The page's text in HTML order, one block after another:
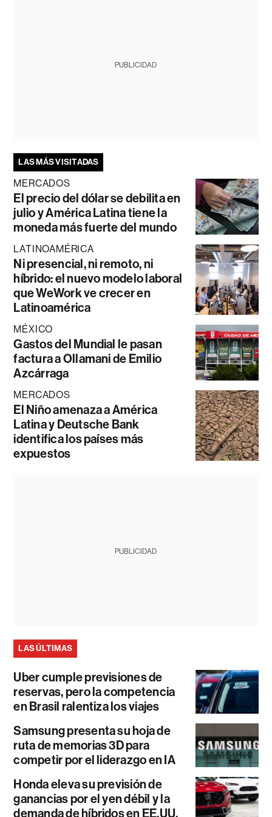
PUBLICIDAD
LAS MÁS VISITADAS
MERCADOS
El precio del dólar se debilita en
julio y América Latina tiene la
moneda más fuerte del mundo
LATINOAMÉRICA
Ni presencial, ni remoto, ni
híbrido: el nuevo modelo laboral
que WeWork ve crecer en
Latinoamérica
MÉXICO
Gastos del Mundial le pasan
factura a Ollamani de Emilio
Azcárraga
MERCADOS
El Niño amenaza a América
Latina y Deutsche Bank
identifica los países más
expuestos
PUBLICIDAD
LAS ÚLTIMAS
Uber cumple previsiones de
reservas, pero la competencia
en Brasil ralentiza los viajes
Samsung presenta su hoja de
ruta de memorias 3D para
competir por el liderazgo en IA
Honda eleva su previsión de
ganancias por el yen débil y la
demanda de híbridos en EE.UU.